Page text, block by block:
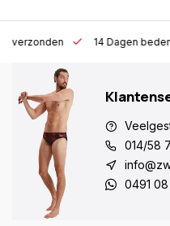
h verzonden 14 Dagen
014/58
0491 08